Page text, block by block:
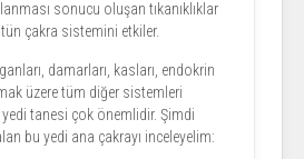
sonucu oluşan tıkanıklıklar
çakra sistemini etkiler.
damarları, kasları, endokrin
üzere tüm diğer sistemleri
yedi tanesi çok önemlidir. Şimdi
bu yedi ana çakrayı inceleyelim: